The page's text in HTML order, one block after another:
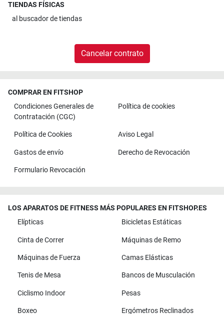
TIENDAS FÍSICAS
al buscador de tiendas
Cancelar contrato
COMPRAR EN FITSHOP
Condiciones Generales de
Contratación (CGC)
Política de cookies
Política de Cookies Aviso Legal
Gastos de envío Derecho de Revocación
Formulario Revocación
LOS APARATOS DE FITNESS MÁS POPULARES EN FITSHOP.ES
Elípticas
Bicicletas Estáticas
Cinta de Correr Máquinas de Remo
Máquinas de Fuerza Camas Elásticas
Tenis de Mesa Bancos de Musculación
Ciclismo Indoor Pesas
Boxeo Ergómetros Reclinados